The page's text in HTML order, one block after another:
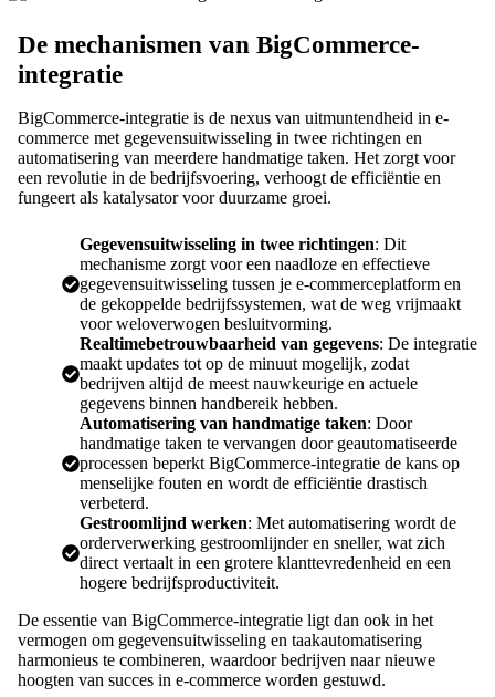
De mechanismen van BigCommerce-
integratie
BigCommerce-integratie is de nexus van uitmuntendheid in e-
commerce met gegevensuitwisseling in twee richtingen en
automatisering van meerdere handmatige taken. Het zorgt voor
een revolutie in de bedrijfsvoering, verhoogt de efficiëntie en
fungeert als katalysator voor duurzame groei.
Gegevensuitwisseling in twee richtingen: Dit
mechanisme zorgt voor een naadloze en effectieve
gegevensuitwisseling tussen je e-commerceplatform en
de gekoppelde bedrijfssystemen, wat de weg vrijmaakt
voor weloverwogen besluitvorming.
Realtimebetrouwbaarheid van gegevens: De integratie
maakt updates tot op de minuut mogelijk, zodat
bedrijven altijd de meest nauwkeurige en actuele
gegevens binnen handbereik hebben.
Automatisering van handmatige taken: Door
handmatige taken te vervangen door geautomatiseerde
processen beperkt BigCommerce-integratie de kans op
menselijke fouten en wordt de efficiëntie drastisch
verbeterd.
Gestroomlijnd werken: Met automatisering wordt de
orderverwerking gestroomlijnder en sneller, wat zich
direct vertaalt in een grotere klanttevredenheid en een
hogere bedrijfsproductiviteit.
De essentie van BigCommerce-integratie ligt dan ook in het
vermogen om gegevensuitwisseling en taakautomatisering
harmonieus te combineren, waardoor bedrijven naar nieuwe
hoogten van succes in e-commerce worden gestuwd.